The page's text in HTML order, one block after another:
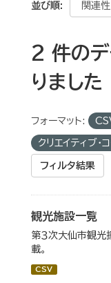
並び順
2 件のデ
りました
フォーマット:
クリエイティブ・
フィルタ結果
観光施設一覧
第３次大仙市観光
載。
CSV